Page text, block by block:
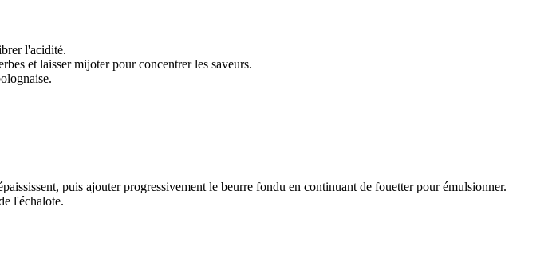
l'acidité.
et laisser mijoter pour concentrer les saveurs.
puis ajouter progressivement le beurre fondu en continuant de fouetter pour émulsionner.
l'échalote.